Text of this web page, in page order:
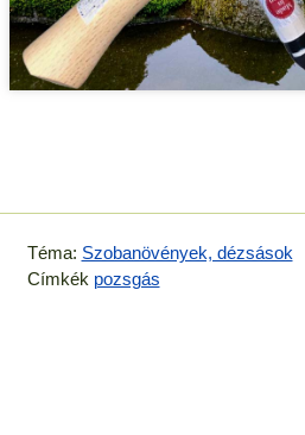
Téma: Szobanövények, dézsások
Címkék pozsgás